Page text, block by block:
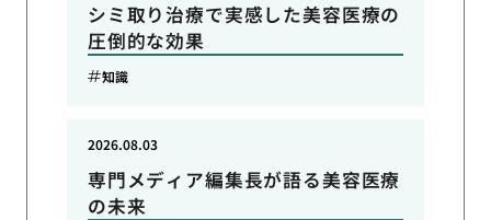
シミ取り治療で実感した美容医療の
圧倒的な効果
知識
専門メディア編集長が語る美容医療
の未来
2026.08.03